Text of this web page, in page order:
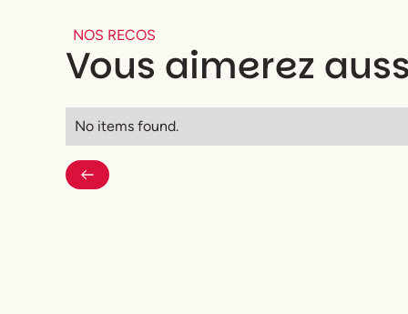
NOS RECOS
Vous aimerez
No items found.